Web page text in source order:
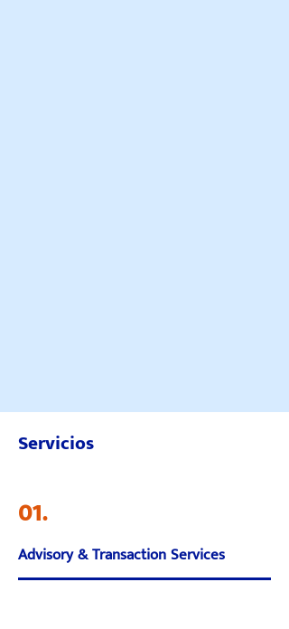
Servicios
01.
Advisory & Transaction Services